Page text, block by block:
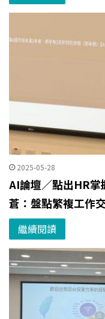
2025-05-28
AI論壇／點出HR
蒼：盤點繁複工作
繼續閱讀